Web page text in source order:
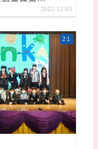
2022-12-03
21